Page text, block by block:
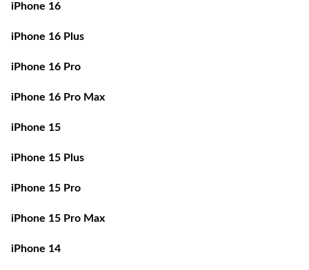
iPhone 16
iPhone 16 Plus
iPhone 16 Pro
iPhone 16 Pro Max
iPhone 15
iPhone 15 Plus
iPhone 15 Pro
iPhone 15 Pro Max
iPhone 14